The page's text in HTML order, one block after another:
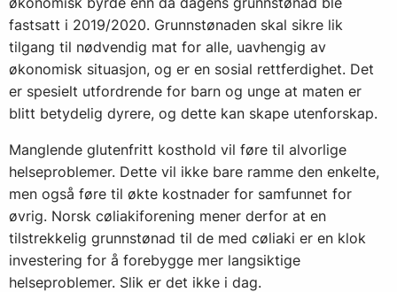
fastsatt i 2019/2020. Grunnstønaden skal sikre lik
tilgang til nødvendig mat for alle, uavhengig av
økonomisk situasjon, og er en sosial rettferdighet. Det
er spesielt utfordrende for barn og unge at maten er
blitt betydelig dyrere, og dette kan skape utenforskap.
Manglende glutenfritt kosthold vil føre til alvorlige
helseproblemer. Dette vil ikke bare ramme den enkelte,
men også føre til økte kostnader for samfunnet for
øvrig. Norsk cøliakiforening mener derfor at en
tilstrekkelig grunnstønad til de med cøliaki er en klok
investering for å forebygge mer langsiktige
helseproblemer. Slik er det ikke i dag.